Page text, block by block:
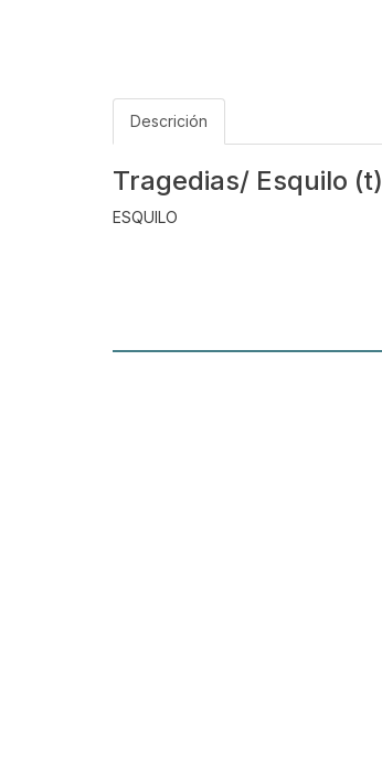
Descrición
Tragedias/ Esquilo (t)
ESQUILO